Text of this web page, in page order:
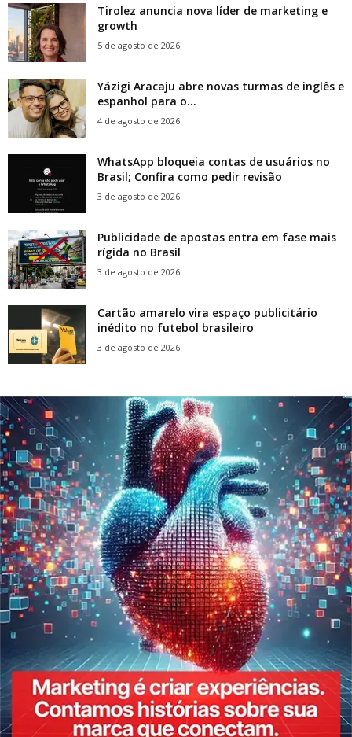
Tirolez anuncia nova líder de marketing e
growth
5 de agosto de 2026
Yázigi Aracaju abre novas turmas de inglês e
espanhol para o...
4 de agosto de 2026
WhatsApp bloqueia contas de usuários no
Brasil; Confira como pedir revisão
3 de agosto de 2026
Publicidade de apostas entra em fase mais
rígida no Brasil
3 de agosto de 2026
Cartão amarelo vira espaço publicitário
inédito no futebol brasileiro
3 de agosto de 2026